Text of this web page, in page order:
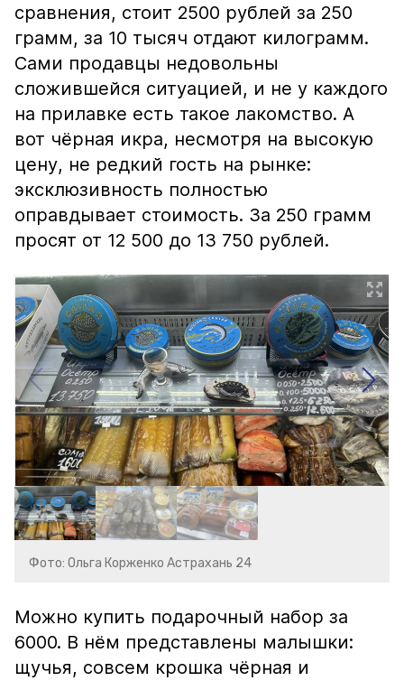
сравнения, стоит 2500 рублей за 250
грамм, за 10 тысяч отдают килограмм.
Сами продавцы недовольны
сложившейся ситуацией, и не у каждого
на прилавке есть такое лакомство. А
вот чёрная икра, несмотря на высокую
цену, не редкий гость на рынке:
эксклюзивность полностью
оправдывает стоимость. За 250 грамм
просят от 12 500 до 13 750 рублей.
Фото: Ольга Корженко Астрахань 24
Можно купить подарочный набор за
6000. В нём представлены малышки:
щучья, совсем крошка чёрная и